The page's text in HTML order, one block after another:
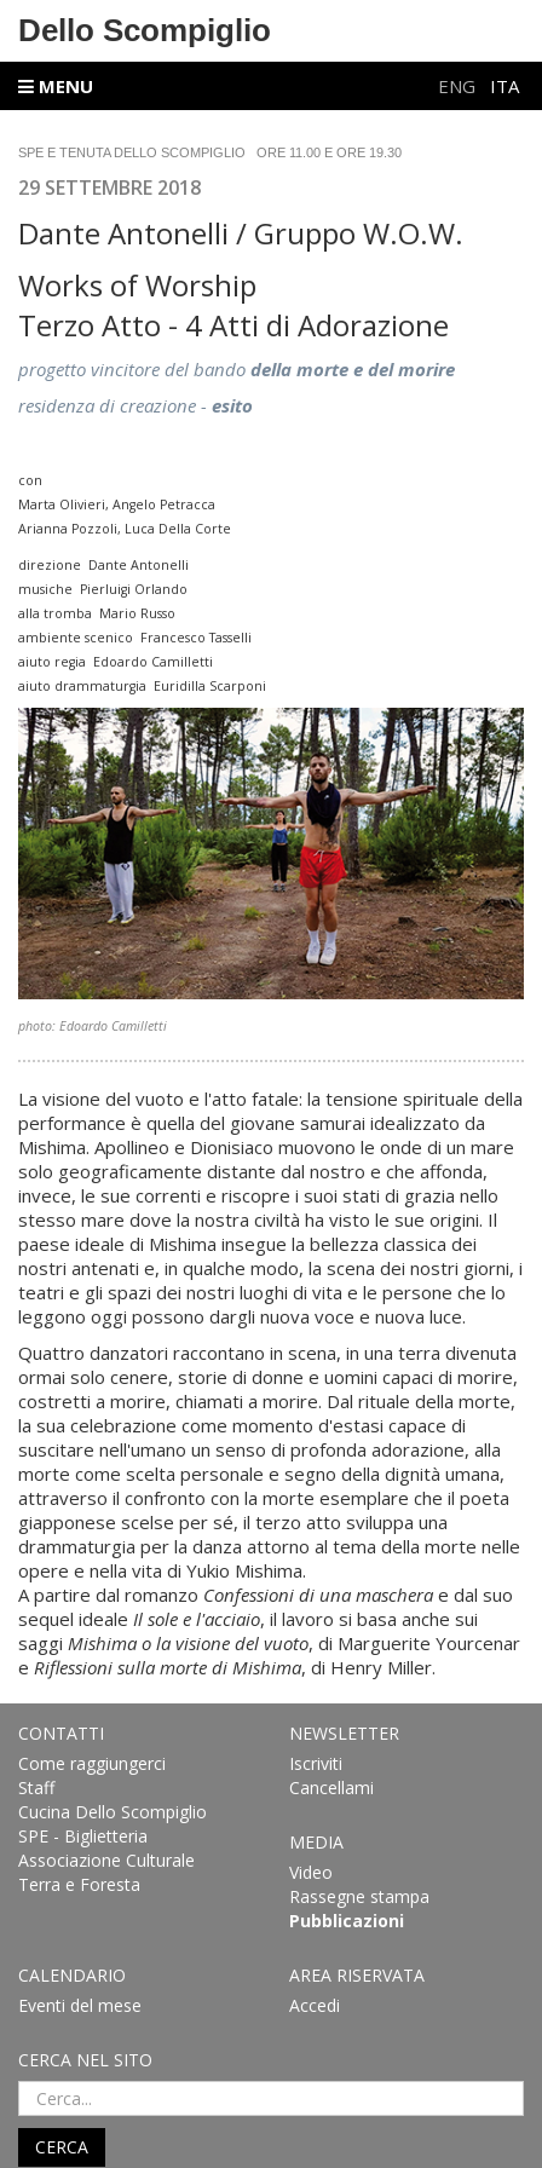
Dello Scompiglio
MENU ENG ITA
SPE E TENUTA DELLO SCOMPIGLIO ORE 11.00 E ORE 19.30
29 SETTEMBRE 2018
Dante Antonelli / Gruppo W.O.W.
Works of Worship
Terzo Atto - 4 Atti di Adorazione
progetto vincitore del bando della morte e del morire
residenza di creazione - esito
con
Marta Olivieri, Angelo Petracca
Arianna Pozzoli, Luca Della Corte
direzione Dante Antonelli
musiche Pierluigi Orlando
alla tromba Mario Russo
ambiente scenico Francesco Tasselli
aiuto regia Edoardo Camilletti
aiuto drammaturgia Euridilla Scarponi
photo: Edoardo Camilletti
La visione del vuoto e l'atto fatale: la tensione spirituale della
performance è quella del giovane samurai idealizzato da
Mishima. Apollineo e Dionisiaco muovono le onde di un mare
solo geograficamente distante dal nostro e che affonda,
invece, le sue correnti e riscopre i suoi stati di grazia nello
stesso mare dove la nostra civiltà ha visto le sue origini. Il
paese ideale di Mishima insegue la bellezza classica dei
nostri antenati e, in qualche modo, la scena dei nostri giorni, i
teatri e gli spazi dei nostri luoghi di vita e le persone che lo
leggono oggi possono dargli nuova voce e nuova luce.
Quattro danzatori raccontano in scena, in una terra divenuta
ormai solo cenere, storie di donne e uomini capaci di morire,
costretti a morire, chiamati a morire. Dal rituale della morte,
la sua celebrazione come momento d'estasi capace di
suscitare nell'umano un senso di profonda adorazione, alla
morte come scelta personale e segno della dignità umana,
attraverso il confronto con la morte esemplare che il poeta
giapponese scelse per sé, il terzo atto sviluppa una
drammaturgia per la danza attorno al tema della morte nelle
opere e nella vita di Yukio Mishima.
A partire dal romanzo Confessioni di una maschera e dal suo
sequel ideale Il sole e l'acciaio, il lavoro si basa anche sui
saggi Mishima o la visione del vuoto, di Marguerite Yourcenar
e Riflessioni sulla morte di Mishima, di Henry Miller.
CONTATTI
Come raggiungerci
Staff
Cucina Dello Scompiglio
SPE - Biglietteria
Associazione Culturale
Terra e Foresta
NEWSLETTER
Iscriviti
Cancellami
MEDIA
Video
Rassegne stampa
Pubblicazioni
CALENDARIO
Eventi del mese
AREA RISERVATA
Accedi
CERCA NEL SITO
CERCA